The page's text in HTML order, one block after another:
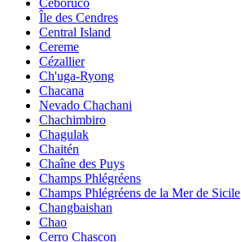
Île des Cendres
Central Island
Cereme
Cézallier
Ch'uga-Ryong
Chacana
Nevado Chachani
Chachimbiro
Chagulak
Chaitén
Chaîne des Puys
Champs Phlégréens
Champs Phlégréens de la Mer de Sicile
Changbaishan
Chao
Cerro Chascon